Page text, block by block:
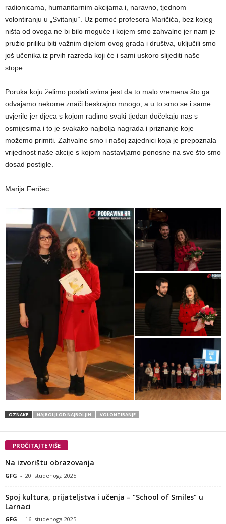
radionicama, humanitarnim akcijama i, naravno, tjednom
volontiranju u „Svitanju“. Uz pomoć profesora Maričića, bez kojeg
ništa od ovoga ne bi bilo moguće i kojem smo zahvalne jer nam je
pružio priliku biti važnim dijelom ovog grada i društva, uključili smo
još učenika iz prvih razreda koji će i sami uskoro slijediti naše
stope.
Poruka koju želimo poslati svima jest da to malo vremena što ga
odvajamo nekome znači beskrajno mnogo, a u to smo se i same
uvjerile jer djeca s kojom radimo svaki tjedan dočekaju nas s
osmijesima i to je svakako najbolja nagrada i priznanje koje
možemo primiti. Zahvalne smo i našoj zajednici koja je prepoznala
vrijednost naše akcije s kojom nastavljamo ponosne na sve što smo
dosad postigle.
Marija Ferčec
OZNAKE NAJBOLJI OD NAJBOLJIH VOLONTIRANJE
PROČITAJTE VIŠE
Na izvorištu obrazovanja
GFG - 20. studenoga 2025.
Spoj kultura, prijateljstva i učenja – “School of Smiles” u
Larnaci
GFG - 16. studenoga 2025.